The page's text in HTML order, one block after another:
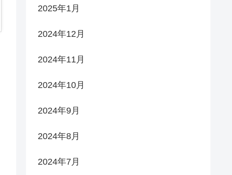
2025年1月
2024年12月
2024年11月
2024年10月
2024年9月
2024年8月
2024年7月